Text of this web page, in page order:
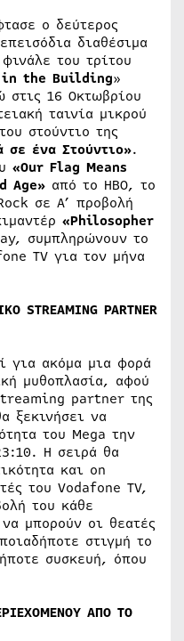
ο δεύτερος
διαθέσιμα
του τρίτου
in the Building»
στις 16 Οκτωβρίου
ταινία μικρού
στούντιο της
σε ένα Στούντιο».
«Our Flag Means
Age» από το ΗΒΟ, το
σε Α’ προβολή
«Philosopher
συμπληρώνουν το
TV για τον μήνα
STREAMING PARTNER
για ακόμα μια φορά
μυθοπλασία, αφού
partner της
ξεκινήσει να
του Mega την
Η σειρά θα
και on
του Vodafone TV,
του κάθε
μπορούν οι θεατές
στιγμή το
συσκευή, όπου
ΑΠΟ ΤΟ